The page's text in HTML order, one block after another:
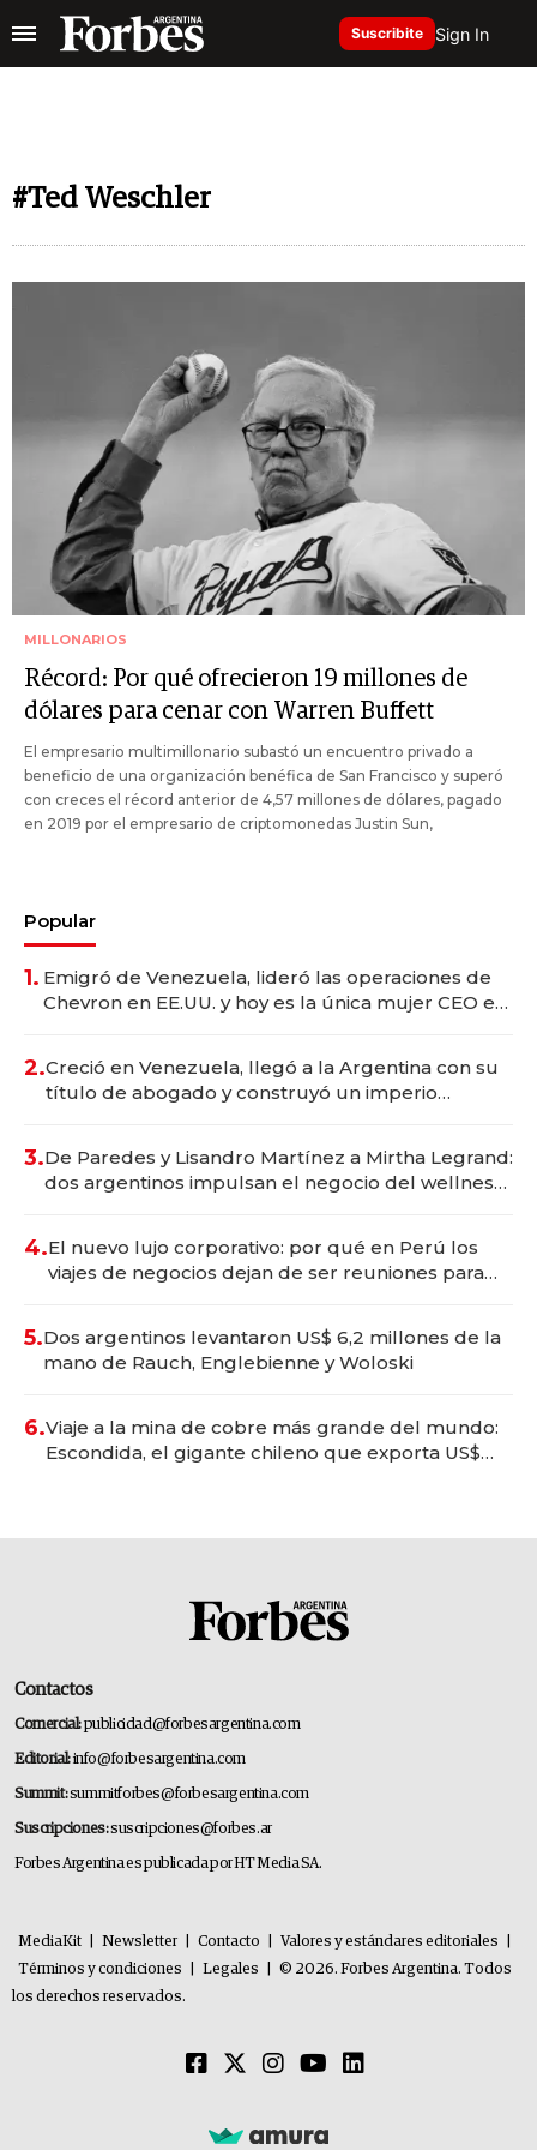
Suscribite Sign In
#Ted Weschler
MILLONARIOS
Récord: Por qué ofrecieron 19 millones de
dólares para cenar con Warren Buffett
El empresario multimillonario subastó un encuentro privado a
beneficio de una organización benéfica de San Francisco y superó
con creces el récord anterior de 4,57 millones de dólares, pagado
en 2019 por el empresario de criptomonedas Justin Sun,
Popular
1. Emigró de Venezuela, lideró las operaciones de
Chevron en EE.UU. y hoy es la única mujer CEO en
2.Creció en Venezuela, llegó a la Argentina con su
título de abogado y construyó un imperio
3.De Paredes y Lisandro Martínez a Mirtha Legrand:
dos argentinos impulsan el negocio del wellness
4.El nuevo lujo corporativo: por qué en Perú los
viajes de negocios dejan de ser reuniones para
5.Dos argentinos levantaron US$ 6,2 millones de la
mano de Rauch, Englebienne y Woloski
6.Viaje a la mina de cobre más grande del mundo:
Escondida, el gigante chileno que exporta US$
Contactos
Comercial:publicidad@forbesargentina.com
Editorial:info@forbesargentina.com
Summit:summitforbes@forbesargentina.com
Suscripciones:suscripciones@forbes.ar
Forbes Argentina es publicada por HT Media SA.
MediaKit Newsletter Contacto Valores y estándares editoriales
Términos y condiciones
Legales
© 2026. Forbes Argentina. Todos
los derechos reservados.